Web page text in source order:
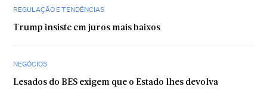
REGULAÇÃO E TENDÊNCIAS
Trump insiste em juros mais baixos
NEGÓCIOS
Lesados do BES exigem que o Estado lhes devolva